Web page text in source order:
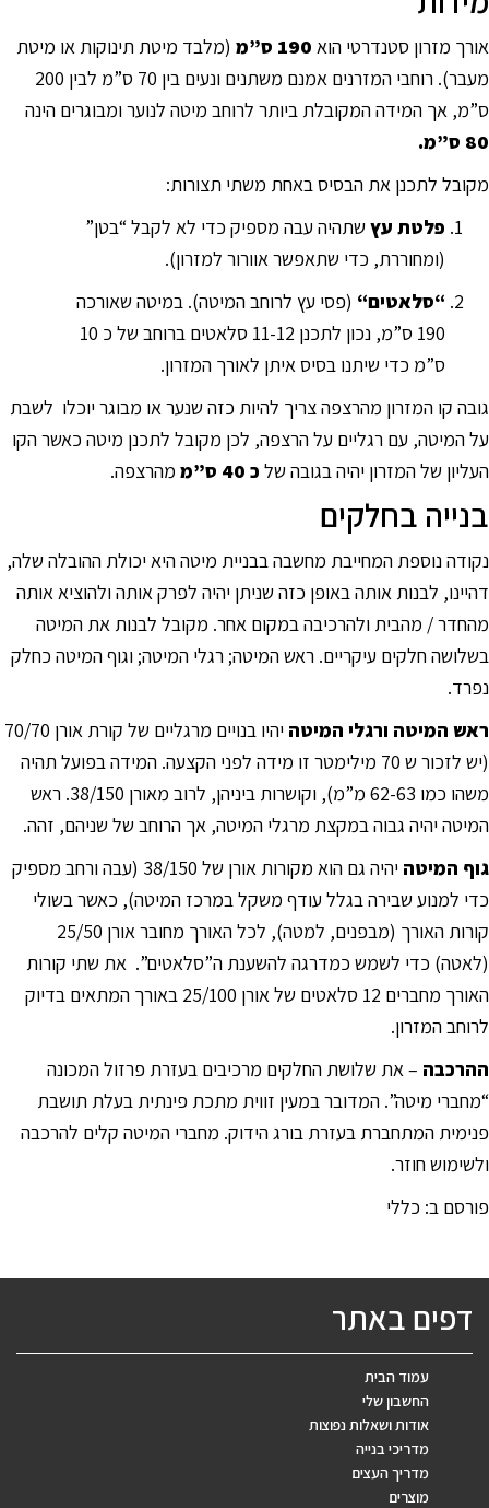
font_download
לאפס
את
כל
אורך מזרון סטנדרטי הוא 190 ס”מ
(מלבד מיטת תינוקות או מיטת
מעבר). רוחבי המזרנים אמנם משתנים ונעים בין 70 ס”מ לבין 200
ס”מ, אך המידה המקובלת ביותר לרוחב מיטה לנוער ומבוגרים הינה
80 ס”מ.
מקובל לתכנן את הבסיס באחת משתי תצורות:
פלטת עץשתהיה עבה מספיק כדי לא לקבל “בטן”
(ומחוררת, כדי שתאפשר אוורור למזרון).
“סלאטים“ (פסי עץ לרוחב המיטה). במיטה שאורכה
190 ס”מ, נכון לתכנן 11-12 סלאטים ברוחב של כ 10
ס”מ כדי שיתנו בסיס איתן לאורך המזרון.
גובה קו המזרון מהרצפה צריך להיות כזה שנער או מבוגר יוכלו לשבת
על המיטה, עם רגליים על הרצפה, לכן מקובל לתכנן מיטה כאשר הקו
העליון של המזרון יהיה בגובה של כ 40 ס”מ מהרצפה.
בנייה בחלקים
נקודה נוספת המחייבת מחשבה בבניית מיטה היא יכולת ההובלה שלה,
דהיינו, לבנות אותה באופן כזה שניתן יהיה לפרק אותה ולהוציא אותה
מהחדר / מהבית ולהרכיבה במקום אחר. מקובל לבנות את המיטה
בשלושה חלקים עיקריים. ראש המיטה; רגלי המיטה; וגוף המיטה כחלק
נפרד.
ראש המיטה ורגלי המיטה
יהיו בנויים מרגליים של קורת אורן 70/70
(יש לזכור ש 70 מילימטר זו מידה לפני הקצעה. המידה בפועל תהיה
משהו כמו 62-63 מ”מ), וקושרות ביניהן, לרוב מאורן 38/150. ראש
המיטה יהיה גבוה במקצת מרגלי המיטה, אך הרוחב של שניהם, זהה.
גוף המיטה
יהיה גם הוא מקורות אורן של 38/150 (עבה ורחב מספיק
כדי למנוע שבירה בגלל עודף משקל במרכז המיטה), כאשר בשולי
קורות האורך (מבפנים, למטה), לכל האורך מחובר אורן 25/50
(לאטה) כדי לשמש כמדרגה להשענת ה”סלאטים”. את שתי קורות
האורך מחברים 12 סלאטים של אורן 25/100 באורך המתאים בדיוק
לרוחב המזרון.
ההרכבה – את שלושת החלקים מרכיבים בעזרת פרזול המכונה
“מחברי מיטה”. המדובר במעין זווית מתכת פינתית בעלת תושבת
פנימית המתחברת בעזרת בורג הידוק. מחברי המיטה קלים להרכבה
ולשימוש חוזר.
פורסם ב: כללי
דפים באתר
עמוד הבית
החשבון שלי
אודות ושאלות נפוצות
מדריכי בנייה
מדריך העצים
מוצרים